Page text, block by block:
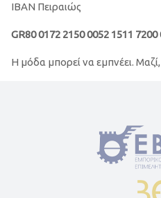
IBAN Πειραιώς
GR80 0172 2150 0052 1511 7200
Η μόδα μπορεί να εμπνέει. Μαζί,